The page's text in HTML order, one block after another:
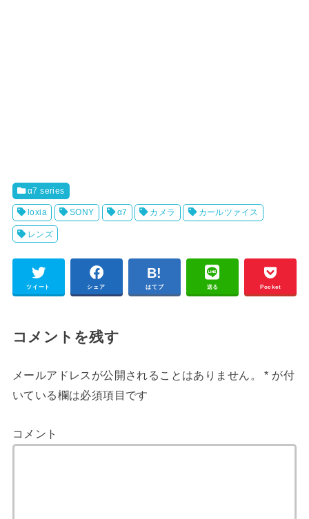
α7 series
loxia SONY α7 カメラ カールツァイス
レンズ
ツイート シェア はてブ 送る Pocket
コメントを残す
メールアドレスが公開されることはありません。 * が付
いている欄は必須項目です
コメント